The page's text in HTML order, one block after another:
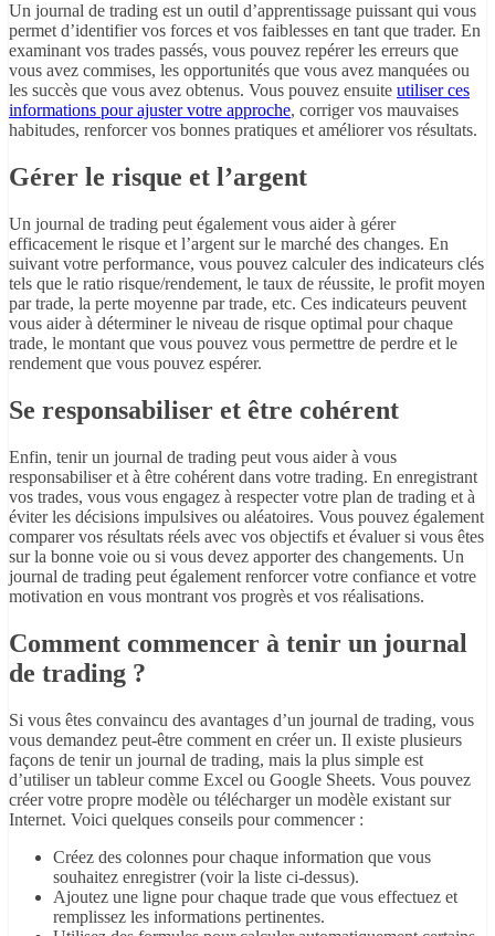
Un journal de trading est un outil d’apprentissage puissant qui vous
permet d’identifier vos forces et vos faiblesses en tant que trader. En
examinant vos trades passés, vous pouvez repérer les erreurs que
vous avez commises, les opportunités que vous avez manquées ou
les succès que vous avez obtenus. Vous pouvez ensuite utiliser ces
informations pour ajuster votre approche, corriger vos mauvaises
habitudes, renforcer vos bonnes pratiques et améliorer vos résultats.
Gérer le risque et l’argent
Un journal de trading peut également vous aider à gérer
efficacement le risque et l’argent sur le marché des changes. En
suivant votre performance, vous pouvez calculer des indicateurs clés
tels que le ratio risque/rendement, le taux de réussite, le profit moyen
par trade, la perte moyenne par trade, etc. Ces indicateurs peuvent
vous aider à déterminer le niveau de risque optimal pour chaque
trade, le montant que vous pouvez vous permettre de perdre et le
rendement que vous pouvez espérer.
Se responsabiliser et être cohérent
Enfin, tenir un journal de trading peut vous aider à vous
responsabiliser et à être cohérent dans votre trading. En enregistrant
vos trades, vous vous engagez à respecter votre plan de trading et à
éviter les décisions impulsives ou aléatoires. Vous pouvez également
comparer vos résultats réels avec vos objectifs et évaluer si vous êtes
sur la bonne voie ou si vous devez apporter des changements. Un
journal de trading peut également renforcer votre confiance et votre
motivation en vous montrant vos progrès et vos réalisations.
Comment commencer à tenir un journal
de trading ?
Si vous êtes convaincu des avantages d’un journal de trading, vous
vous demandez peut-être comment en créer un. Il existe plusieurs
façons de tenir un journal de trading, mais la plus simple est
d’utiliser un tableur comme Excel ou Google Sheets. Vous pouvez
créer votre propre modèle ou télécharger un modèle existant sur
Internet. Voici quelques conseils pour commencer :
Créez des colonnes pour chaque information que vous
souhaitez enregistrer (voir la liste ci-dessus).
Ajoutez une ligne pour chaque trade que vous effectuez et
remplissez les informations pertinentes.